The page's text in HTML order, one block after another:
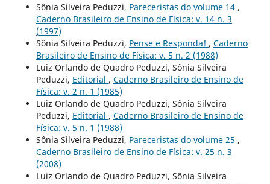
Sônia Silveira Peduzzi, Pareceristas do volume 14 ,
Caderno Brasileiro de Ensino de Física: v. 14 n. 3
(1997)
Sônia Silveira Peduzzi, Pense e Responda! , Caderno
Brasileiro de Ensino de Física: v. 5 n. 2 (1988)
Luiz Orlando de Quadro Peduzzi, Sônia Silveira
Peduzzi, Editorial , Caderno Brasileiro de Ensino de
Física: v. 2 n. 1 (1985)
Luiz Orlando de Quadro Peduzzi, Sônia Silveira
Peduzzi, Editorial , Caderno Brasileiro de Ensino de
Física: v. 5 n. 1 (1988)
Sônia Silveira Peduzzi, Pareceristas do volume 25 ,
Caderno Brasileiro de Ensino de Física: v. 25 n. 3
(2008)
Luiz Orlando de Quadro Peduzzi, Sônia Silveira